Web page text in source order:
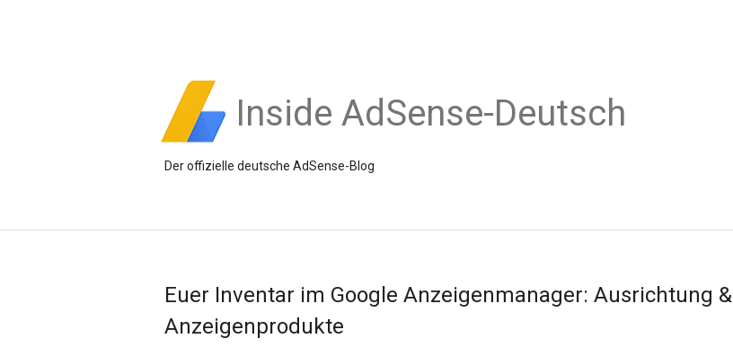
Inside AdSense-Deutsch
Der offizielle deutsche AdSense-Blog
Euer Inventar im Google Anzeigenmanager: Ausrichtung &
Anzeigenprodukte